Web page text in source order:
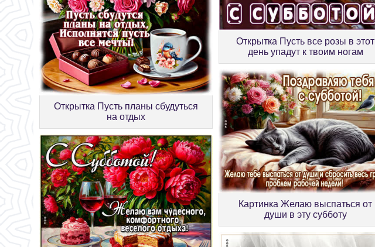
Открытка Пусть все розы в этот
день упадут к твоим ногам
Открытка Пусть планы сбудуться
на отдых
Картинка Желаю выспаться от
души в эту субботу